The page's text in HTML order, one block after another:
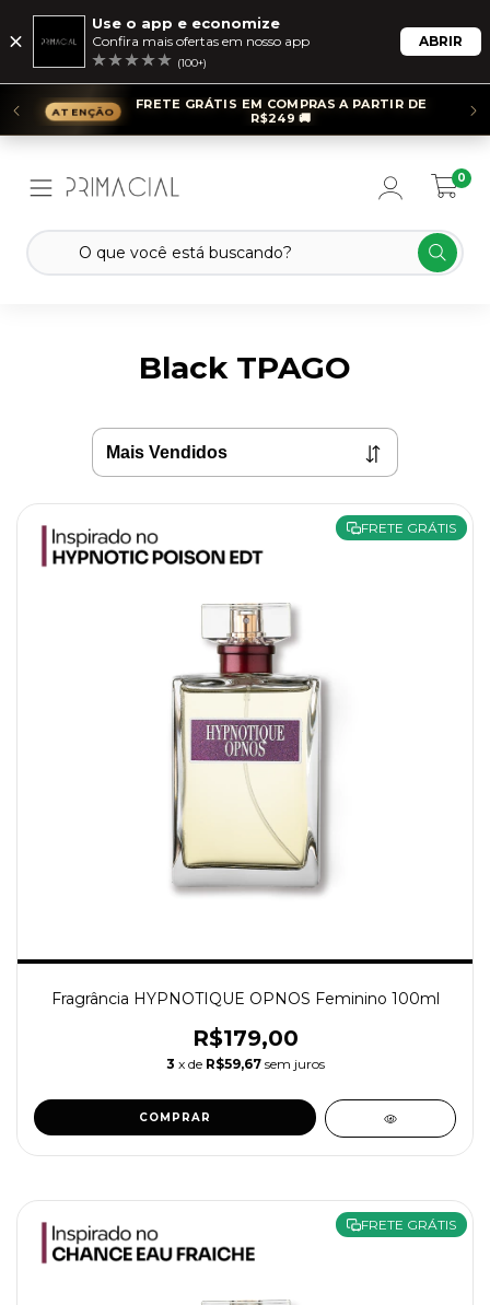
Use o app e economize
Confira mais ofertas em nosso app
(100+)
ABRIR
FRETE GRÁTIS EM COMPRAS A PARTIR DE
R$249 🚚
0
Black TPAGO
FRETE GRÁTIS
Fragrância HYPNOTIQUE OPNOS Feminino 100ml
R$179,00
3 x de R$59,67 sem juros
COMPRAR
FRETE GRÁTIS